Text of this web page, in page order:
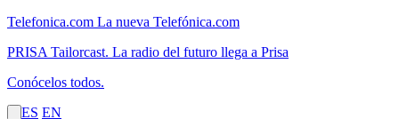
Telefonica.com La nueva Telefónica.com
PRISA Tailorcast. La radio del futuro llega a Prisa
Conócelos todos.
ES EN